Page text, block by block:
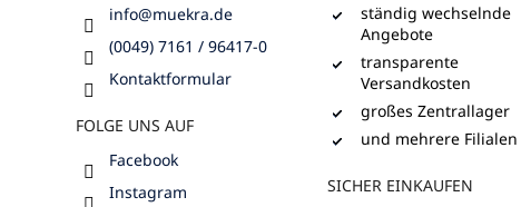
info@muekra.de
(0049) 7161 / 96417-0
Kontaktformular
FOLGE UNS AUF
Facebook
Instagram
ständig wechselnde
Angebote
transparente
Versandkosten
großes Zentrallager
und mehrere Filialen
SICHER EINKAUFEN